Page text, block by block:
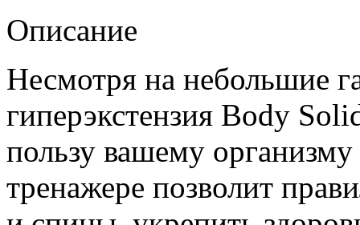
Описание
Несмотря на небольшие
гиперэкстензия Body
пользу вашему
тренажере позволит